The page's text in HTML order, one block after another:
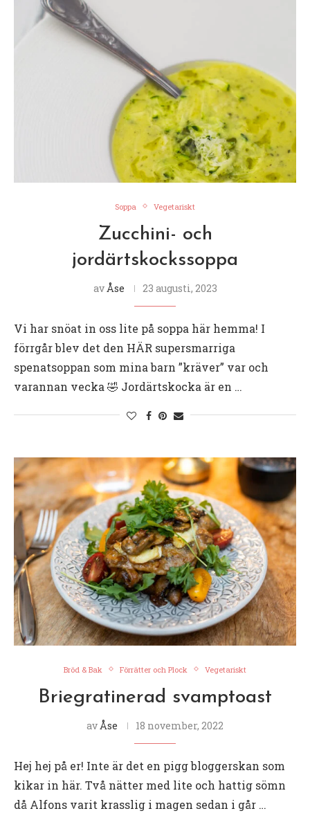
Soppa Vegetariskt
Zucchini- och
jordärtskockssoppa
av Åse 23 augusti, 2023
Vi har snöat in oss lite på soppa här hemma! I
förrgår blev det den HÄR supersmarriga
spenatsoppan som mina barn ”kräver” var och
varannan vecka 🤣 Jordärtskocka är en …
Bröd & Bak Förrätter och Plock Vegetariskt
Briegratinerad svamptoast
av Åse 18 november, 2022
Hej hej på er! Inte är det en pigg bloggerskan som
kikar in här. Två nätter med lite och hattig sömn
då Alfons varit krasslig i magen sedan i går …